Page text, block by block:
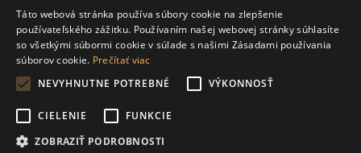
© 2026 tvojden.sk
Táto webová stránka používa súbory cookie na zlepšenie
používateľského zážitku. Používaním našej webovej stránky súhlasíte
so všetkými súbormi cookie v súlade s našimi Zásadami používania
súborov cookie. Prečítať viac
NEVYHNUTNE POTREBNÉ
VÝKONNOSŤ
CIELENIE
FUNKCIE
ZOBRAZIŤ PODROBNOSTI